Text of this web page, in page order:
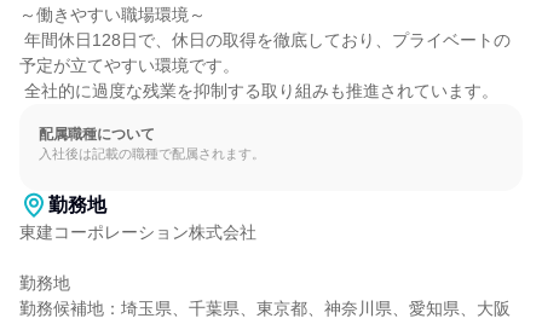
～働きやすい職場環境～
予定が立てやすい環境です。
全社的に過度な残業を抑制する取り組みも推進されています。
配属職種について
入社後は記載の職種で配属されます。
勤務地
東建コーポレーション株式会社
勤務地
勤務候補地：埼玉県、千葉県、東京都、神奈川県、愛知県、大阪